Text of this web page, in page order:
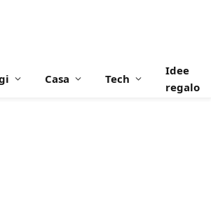
Casa Tech
Idee
regalo